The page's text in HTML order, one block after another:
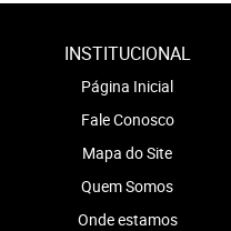
INSTITUCIONAL
Página Inicial
Fale Conosco
Mapa do Site
Quem Somos
Onde estamos